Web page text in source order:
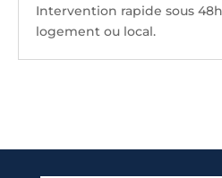
Intervention rapide sous
logement ou local.